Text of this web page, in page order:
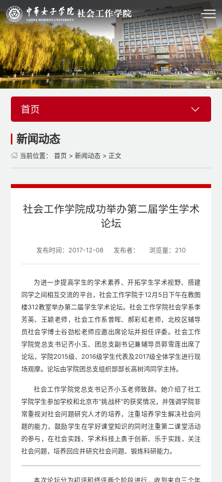
首页
新闻动态
当前位置： 首页 > 新闻动态 > 正文
社会工作学院成功举办第二届学生学术
论坛
发布时间：2017-12-08 发布者： 浏览量： 210
为进一步提高学生的学术素养、开拓学生学术视野、搭建
同学之间相互交流的平台，社会工作学院于12月5日下午在教图
楼312教室举办第二届学生学术论坛。社会工作学院社会学系李
芳英、王颖老师，社会工作系曾晖、郝彩虹老师，北校区辅导
员社会学博士谷劲松老师应邀出席论坛并担任评委。社会工作
学院党总支书记齐小玉、团总支副书记兼辅导员郭雪莲出席了
论坛，学院2015级、2016级学生代表及2017级全体学生进行现
场观摩。论坛由学院团总支组织部部长高树鸿同学主持。
社会工作学院党总支书记齐小玉老师致辞。她介绍了社工
学院学生参加学校和北京市“挑战杯”的获奖情况，并强调学院非
常重视对社会问题研究人才的培养，注重培养学生解决社会问
题的能力，鼓励学生在学好课堂知识的同时注重第二课堂活动
的参与，在社会实践、学术科技上勇于创新、乐于实践，关注
社会问题，培养回应并研究社会问题、锻炼科研能力。
本次论坛分为初评和终评两个阶段进行，收到来自三个年